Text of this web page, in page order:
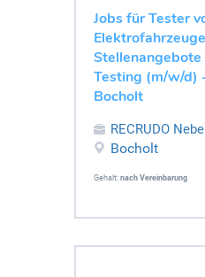
Jobs für Tester
Stellenangebote
Testing (m/w/d)
Bocholt
RECRUDO
Bocholt
Gehalt: nach Vereinbarung